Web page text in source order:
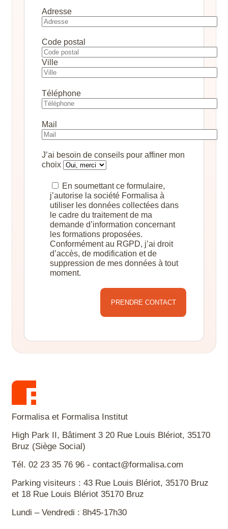
Adresse
Code postal
Ville
Téléphone
Mail
J’ai besoin de conseils pour affiner mon
choix
En soumettant ce formulaire,
j’autorise la société Formalisa à
utiliser les données collectées dans
le cadre du traitement de ma
demande d’information concernant
les formations proposées.
Conformément au RGPD, j’ai droit
d’accès, de modification et de
suppression de mes données à tout
moment.
Formalisa et Formalisa Institut
High Park II, Bâtiment 3 20 Rue Louis Blériot, 35170
Bruz (Siège Social)
Tél. 02 23 35 76 96 - contact@formalisa.com
Parking visiteurs : 43 Rue Louis Blériot, 35170 Bruz
et 18 Rue Louis Blériot 35170 Bruz
Lundi – Vendredi : 8h45-17h30